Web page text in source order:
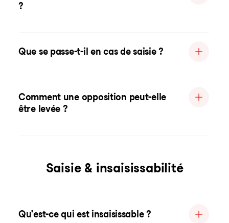
?
Que se passe-t-il en cas de saisie ?
Comment une opposition peut-elle
être levée ?
Saisie & insaisissabilité
Qu'est-ce qui est insaisissable ?